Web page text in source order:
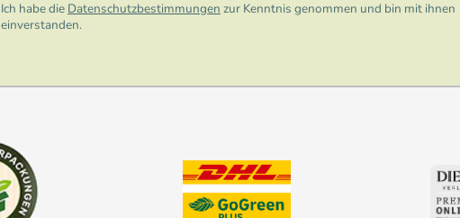
Ich habe die Datenschutzbestimmungen zur Kenntnis genommen und bin mit ihnen
einverstanden.